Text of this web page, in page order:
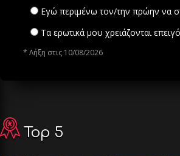
Εγώ περιμένω τον/την πρώην να
Τα ερωτικά μου χρειάζονται
* Λήξη στις 10/08/2026
Top 5